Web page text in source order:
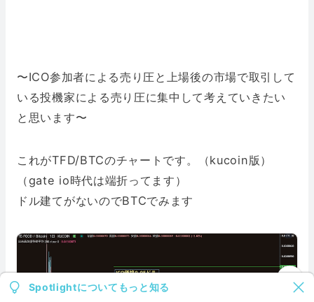
Spotlightについてもっと知る
〜ICO参加者による売り圧と上場後の市場で取引して
いる投機家による売り圧に集中して考えていきたい
と思います〜
これがTFD/BTCのチャートです。（kucoin版）
（gate io時代は端折ってます）
ドル建てがないのでBTCでみます